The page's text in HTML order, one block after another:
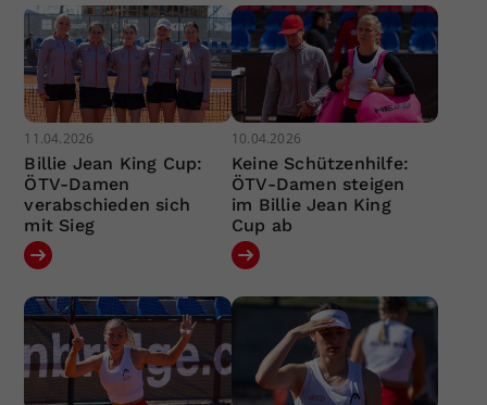
11.04.2026
Billie Jean King Cup:
ÖTV-Damen
verabschieden sich
mit Sieg
10.04.2026
Keine Schützenhilfe:
ÖTV-Damen steigen
im Billie Jean King
Cup ab